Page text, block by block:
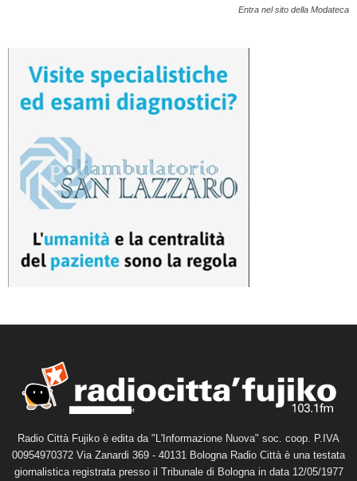
Entra nel sito della Modateca
Radio Città Fujiko è edita da "L'Informazione Nuova" soc. coop. P.IVA
00954970372 Via Zanardi 369 - 40131 Bologna Radio Città è una testata
giornalistica registrata presso il Tribunale di Bologna in data 12/05/1977